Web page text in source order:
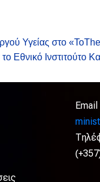
Υγείας στο
Εθνικό Ινστιτούτο
Email